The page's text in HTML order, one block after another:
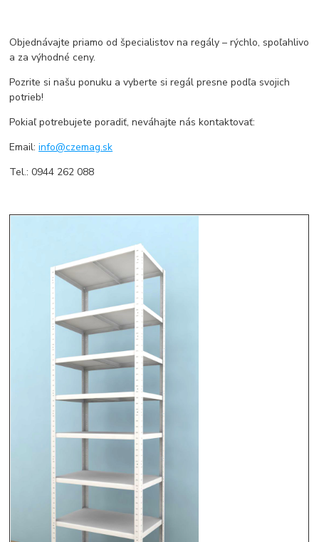
Objednávajte priamo od špecialistov na regály – rýchlo, spoľahlivo
a za výhodné ceny.
Pozrite si našu ponuku a vyberte si regál presne podľa svojich
potrieb!
Pokiaľ potrebujete poradiť, neváhajte nás kontaktovať:
Email:info@czemag.sk
Tel.: 0944 262 088